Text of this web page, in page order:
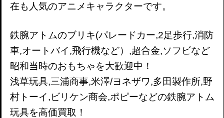
在も人気のアニメキャラクターです。
鉄腕アトムのブリキ(パレードカー,2足歩行,消防
車,オートバイ,飛行機など）,超合金,ソフビなど
昭和当時のおもちゃを大歓迎中！
浅草玩具,三浦商事,米澤/ヨネザワ,多田製作所,野
村トーイ,ビリケン商会,ポピーなどの鉄腕アトム
玩具を高価買取！